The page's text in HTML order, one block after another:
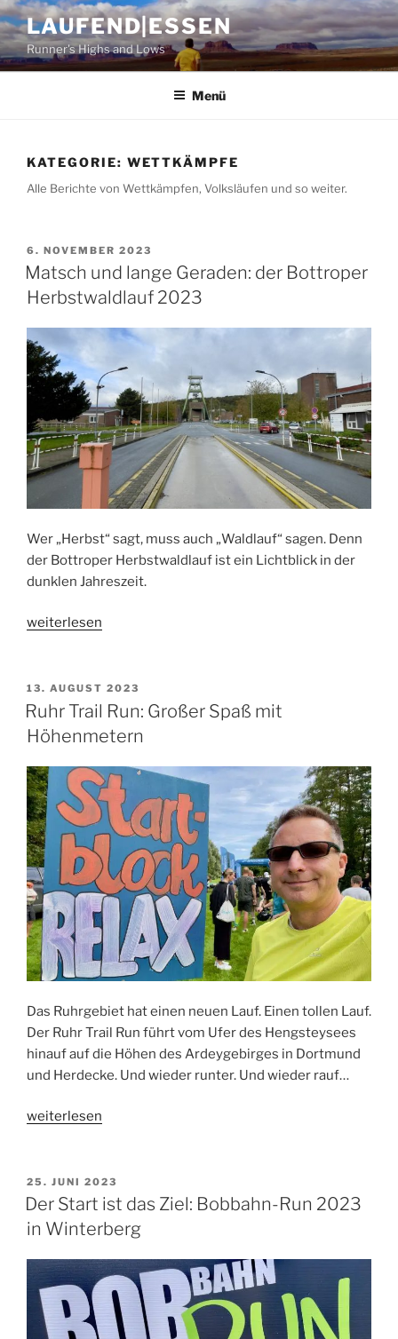
Zum
Inhalt
springen
LAUFEND|ESSEN
Runner's Highs and Lows
Menü
KATEGORIE: WETTKÄMPFE
Alle Berichte von Wettkämpfen, Volksläufen und so weiter.
VERÖFFENTLICHT
AM
6. NOVEMBER 2023
Matsch und lange Geraden: der Bottroper
Herbstwaldlauf 2023
Wer „Herbst“ sagt, muss auch „Waldlauf“ sagen. Denn
der Bottroper Herbstwaldlauf ist ein Lichtblick in der
dunklen Jahreszeit.
„Matsch
Geraden:
der
Bottroper
2023“
weiterlesen
VERÖFFENTLICHT
AM
13. AUGUST 2023
Ruhr Trail Run: Großer Spaß mit
Höhenmetern
Das Ruhrgebiet hat einen neuen Lauf. Einen tollen Lauf.
Der Ruhr Trail Run führt vom Ufer des Hengsteysees
hinauf auf die Höhen des Ardeygebirges in Dortmund
und Herdecke. Und wieder runter. Und wieder rauf…
„Ruhr
Großer
Spaß
mit
weiterlesen
VERÖFFENTLICHT
AM
25. JUNI 2023
Der Start ist das Ziel: Bobbahn-Run 2023
in Winterberg